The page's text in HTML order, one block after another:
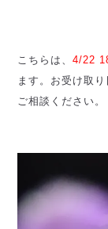
こちらは、4/22
ます。お受け取
ご相談ください。